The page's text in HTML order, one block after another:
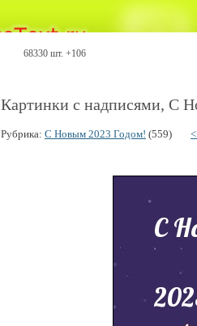
68330 шт. +106
Картинки с надписями, С
Рубрика: С Новым 2023 Годом! (559)